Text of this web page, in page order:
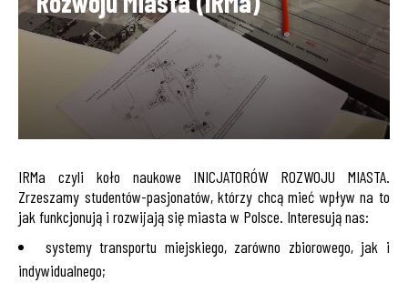
IRMa czyli koło naukowe INICJATORÓW ROZWOJU MIASTA.
Zrzeszamy studentów-pasjonatów, którzy chcą mieć wpływ na to
jak funkcjonują i rozwijają się miasta w Polsce. Interesują nas:
systemy transportu miejskiego, zarówno zbiorowego, jak i
indywidualnego;